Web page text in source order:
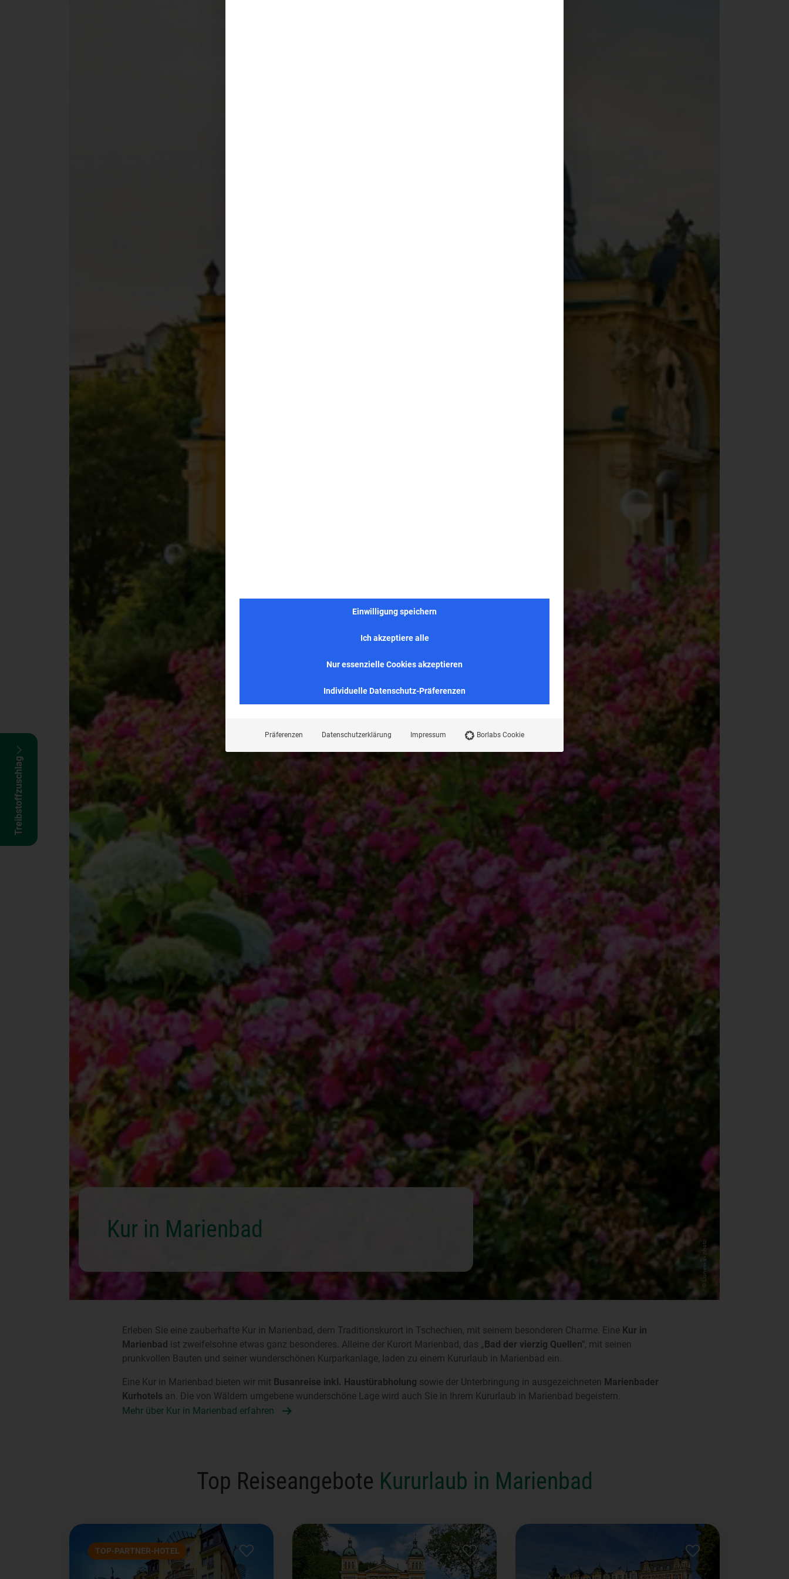
© Lioneska - photo
Kur in Marienbad
Erleben Sie eine zauberhafte Kur in Marienbad, dem Traditionskurort in Tschechien, mit seinem besonderen Charme. Eine Kur in
Marienbad ist zweifelsohne etwas ganz besonderes. Alleine der Kurort Marienbad, das „ Bad der vierzig Quellen", mit seinen
prunkvollen Bauten und seiner wunderschönen Kurparkanlage, laden zu einem Kururlaub in Marienbad ein.
Eine Kur in Marienbad bieten wir mit Busanreise inkl. Haustürabholung sowie der Unterbringung in ausgezeichneten Marienbader
Kurhotels an. Die von Wäldern umgebene wunderschöne Lage wird auch Sie in Ihrem Kururlaub in Marienbad begeistern.
Mehr über Kur in Marienbad erfahren
Top Reiseangebote Kururlaub in Marienbad
TOP-PARTNER-HOTEL
Treibstoffzuschlag
Einwilligung speichern
Ich akzeptiere alle
Nur essenzielle Cookies akzeptieren
Individuelle Datenschutz-Präferenzen
Präferenzen Datenschutzerklärung Impressum Borlabs Cookie